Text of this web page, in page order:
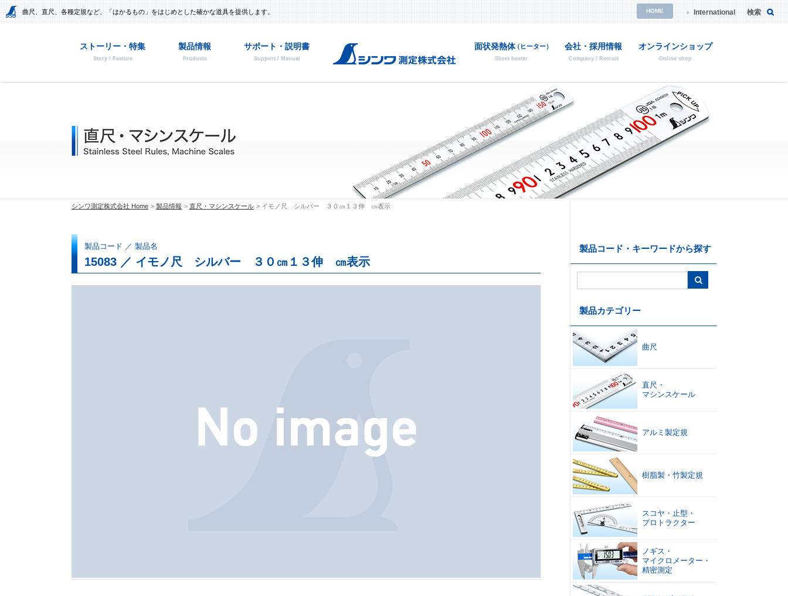
曲尺、直尺、各種定規など、「はかるもの」をはじめとした確かな道具を提供します。 HOME International 検索
ストーリー・特集
Story / Feature
製品情報
Products
部品・消耗品の検索
廃番品の後継品紹介
校正証明について
ご依頼方法や詳細はこちら
ノギス・
巻尺
水平器
基準出しツール
温度計
環境測定
サポート・説明書
Support / Manual
特注品のご案内
ご依頼方法や詳細はこちら
面状発熱体（ヒーター）
Sheet heater
会社・採用情報
Company / Recruit
オンラインショップ
Online shop
シンワ測定株式会社 Home 製品情報 直尺・マシンスケール イモノ尺 シルバー ３０㎝１３伸 ㎝表示
製品コード ／ 製品名
15083 ／ イモノ尺 シルバー ３０㎝１３伸 ㎝表示
製品コード・キーワードから探す
製品カテゴリー
曲尺
直尺 ・
マシンスケール
アルミ製定規
樹脂製 ・ 竹製定規
スコヤ ・ 止型 ・
プロトラクター
ノギス ・
マイクロメーター ・
精密測定